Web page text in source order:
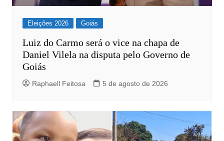
Eleições 2026 Goiás
Luiz do Carmo será o vice na chapa de
Daniel Vilela na disputa pelo Governo de
Goiás
Raphaell Feitosa 5 de agosto de 2026